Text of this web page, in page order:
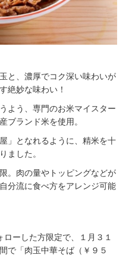
と、濃厚でコク深い味わいが
絶妙な味わい！
よう、専門のお米マイスター
ブランド米を使用。
」となれるように、精⽶を⼗
ました。
。⾁の量やトッピングなどが
分流に⾷べ⽅をアレンジ可能
ーした方限定で、１月３１
で「⾁⽟中華そば（￥９５